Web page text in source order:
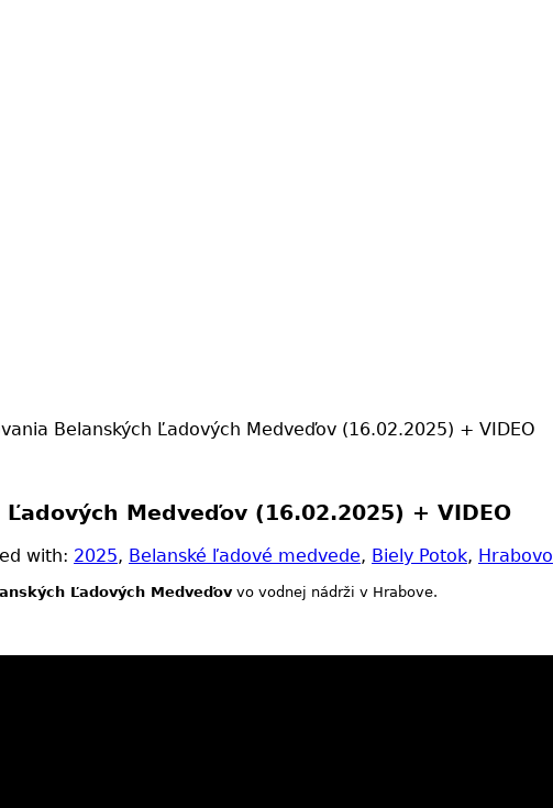
Belanských Ľadových Medveďov (16.02.2025) + VIDEO
Medveďov (16.02.2025) + VIDEO
with: 2025, Belanské ľadové medvede, Biely Potok, Hrabovo
Ľadových Medveďovvo vodnej nádrži v Hrabove.